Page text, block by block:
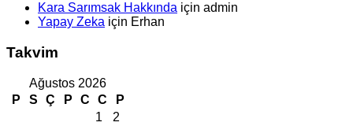
Kara Sarımsak Hakkında için admin
Yapay Zeka için Erhan
Takvim
Ağustos 2026
P
S Ç P C C
P
1
2